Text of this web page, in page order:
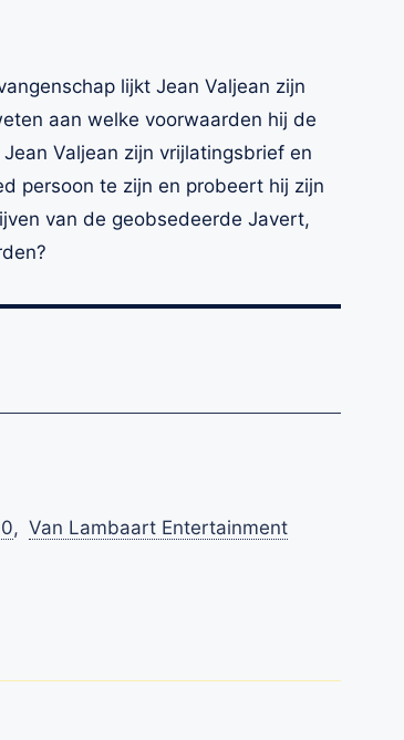
lijkt Jean Valjean zijn
aan welke voorwaarden hij de
Valjean zijn vrijlatingsbrief en
persoon te zijn en probeert hij zijn
van de geobsedeerde Javert,
, Van Lambaart Entertainment